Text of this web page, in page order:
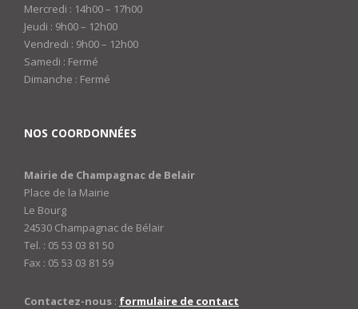
Mercredi : 14h00 – 17h00
Jeudi : 9h00 – 12h00
Vendredi : 9h00 – 12h00
Samedi : Fermé
Dimanche : Fermé
NOS COORDONNÉES
Mairie de Champagnac de Belair
Place de la Mairie
Le Bourg
24530 Champagnac de Bélair
Tel. : 05 53 03 81 50
Fax : 05 53 03 81 59
Contactez-nous : formulaire de contact